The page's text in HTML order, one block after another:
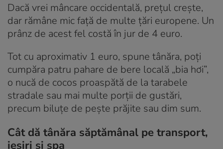
Dacă vrei mâncare occidentală, prețul crește,
dar rămâne mic față de multe țări europene. Un
prânz de acest fel costă în jur de 4 euro.
Tot cu aproximativ 1 euro, spune tânăra, poți
cumpăra patru pahare de bere locală „bia hơi”,
o nucă de cocos proaspătă de la tarabele
stradale sau mai multe porții de gustări,
precum biluțe de pește prăjite sau dim sum.
Cât dă tânăra săptămânal pe transport,
ieșiri și spa